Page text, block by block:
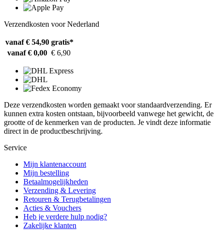
Verzendkosten voor Nederland
vanaf € 54,90 gratis*
vanaf € 0,00 € 6,90
Deze verzendkosten worden gemaakt voor standaardverzending. Er
kunnen extra kosten ontstaan, bijvoorbeeld vanwege het gewicht, de
grootte of de kenmerken van de producten. Je vindt deze informatie
direct in de productbeschrijving.
Service
Mijn klantenaccount
Mijn bestelling
Betaalmogelijkheden
Verzending & Levering
Retouren & Terugbetalingen
Acties & Vouchers
Heb je verdere hulp nodig?
Zakelijke klanten